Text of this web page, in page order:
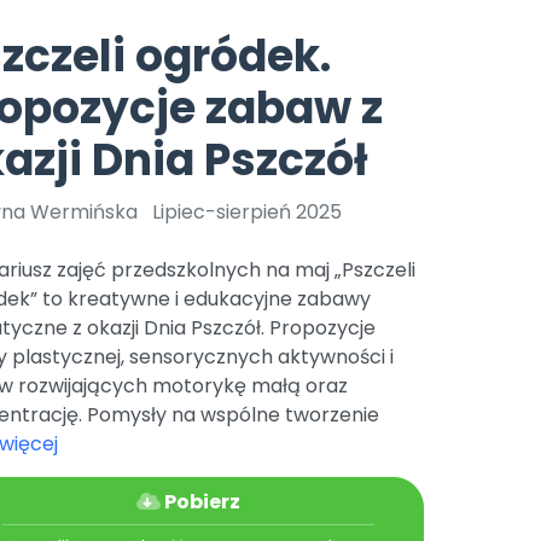
Archiwalne numery
Pomoc
Nowości
Zapowiedzi
Promocje
czerwca 2024 r. uzyskała
Online.
Bliżej Pieska
Pomoc zwierzętom
Książka (dla) Przedszkolaka
Promowanie czytelnictwa
TikTok
Zobacz nas na TikToku
YouTube
Filmy edukacyjne
ogródek.
zabaw z
Dnia Pszczół
Wermińska Lipiec-sierpień 2025
zajęć przedszkolnych na maj „Pszczeli
to kreatywne i edukacyjne zabawy
z okazji Dnia Pszczół. Propozycje
plastycznej, sensorycznych aktywności i
rozwijających motorykę małą oraz
Pomysły na wspólne tworzenie
więcej
Pobierz